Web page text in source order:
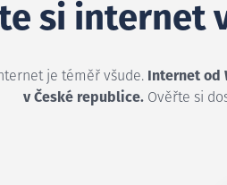
si internet
je téměř všude.
Internet od
v České republice.Ověřte si